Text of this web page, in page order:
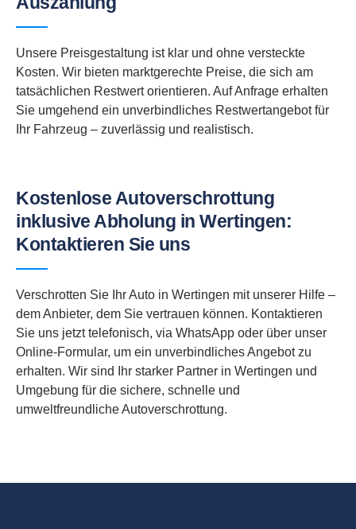
Unsere Preisgestaltung ist klar und ohne versteckte
Kosten. Wir bieten marktgerechte Preise, die sich am
tatsächlichen Restwert orientieren. Auf Anfrage erhalten
Sie umgehend ein unverbindliches Restwertangebot für
Ihr Fahrzeug – zuverlässig und realistisch.
Kostenlose Autoverschrottung
inklusive Abholung in Wertingen:
Kontaktieren Sie uns
Verschrotten Sie Ihr Auto in Wertingen mit unserer Hilfe –
dem Anbieter, dem Sie vertrauen können. Kontaktieren
Sie uns jetzt telefonisch, via WhatsApp oder über unser
Online-Formular, um ein unverbindliches Angebot zu
erhalten. Wir sind Ihr starker Partner in Wertingen und
Umgebung für die sichere, schnelle und
umweltfreundliche Autoverschrottung.